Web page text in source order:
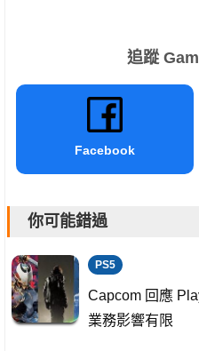
追蹤
Facebook
你可能錯過
PS5
Capcom 回應
業務影響有限